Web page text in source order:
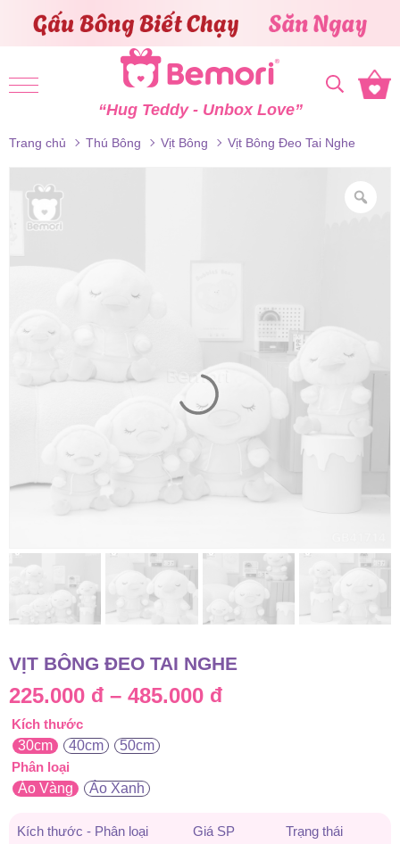
Skip to content
“Hug Teddy - Unbox Love”
Trang chủ Thú Bông Vịt Bông Vịt Bông Đeo Tai Nghe
VỊT BÔNG ĐEO TAI NGHE
225.000 đ – 485.000 đKhoảng
đến
Kích thước
30cm
40cm
50cm
Phân loại
Áo Vàng
Áo Xanh
Kích thước - Phân loại Giá SP
Trạng thái